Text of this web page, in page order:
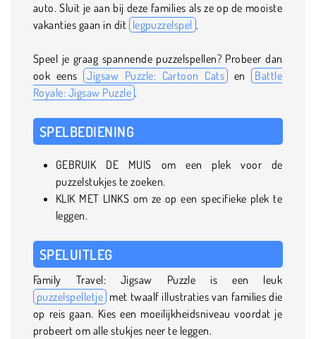
auto. Sluit je aan bij deze families als ze op de mooiste
vakanties gaan in dit legpuzzelspel .
Speel je graag spannende puzzelspellen? Probeer dan
ook eens Jigsaw Puzzle: Cartoon Cats en Battle
Royale: Jigsaw Puzzle .
SPELBEDIENING
GEBRUIK DE MUIS om een plek voor de
puzzelstukjes te zoeken.
KLIK MET LINKS om ze op een specifieke plek te
leggen.
SPELUITLEG
Family Travel: Jigsaw Puzzle is een leuk
puzzelspelletje met twaalf illustraties van families die
op reis gaan. Kies een moeilijkheidsniveau voordat je
probeert om alle stukjes neer te leggen.